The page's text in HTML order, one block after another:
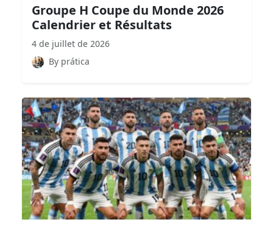
Groupe H Coupe du Monde 2026
Calendrier et Résultats
4 de juillet de 2026
By prática